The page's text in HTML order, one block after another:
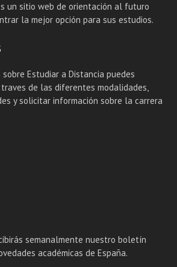
un sitio web de orientación al futuro
la mejor opción para sus estudios.
Estudiar a Distancia puedes
de las diferentes modalidades,
y solicitar información sobre la carrera
semanalmente nuestro boletín
académicas de España.